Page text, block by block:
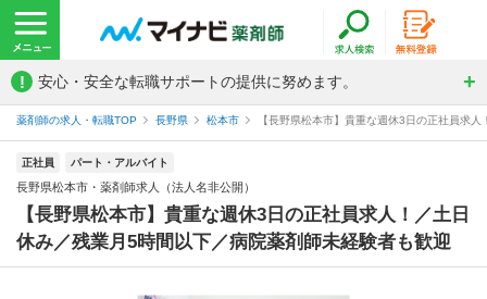
! 安心・安全な転職サポートの提供に努めます。
薬剤師の求人・転職TOP 長野県 松本市 【長野県松本市】貴重な週休3日の正社員求
正社員 パート・アルバイト
長野県松本市・薬剤師求人（法人名非公開）
【長野県松本市】貴重な週休3日の正社員求人！／土日
休み／残業月5時間以下／病院薬剤師未経験者も歓迎